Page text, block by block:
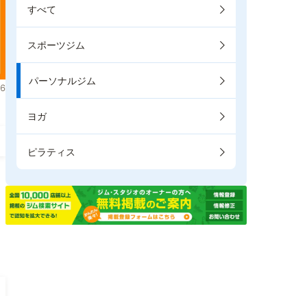
すべて
スポーツジム
パーソナルジム
ヨガ
ピラティス